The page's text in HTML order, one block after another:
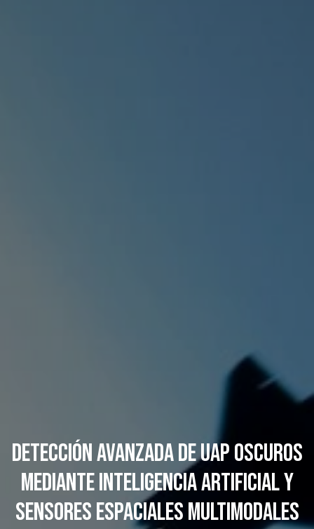
Detección avanzada de UAP oscuros
mediante inteligencia artificial y
sensores espaciales multimodales